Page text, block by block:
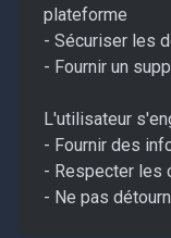
plateforme
- Sécuriser les
- Fournir un
L'utilisateur
- Fournir des
- Respecter les
- Ne pas